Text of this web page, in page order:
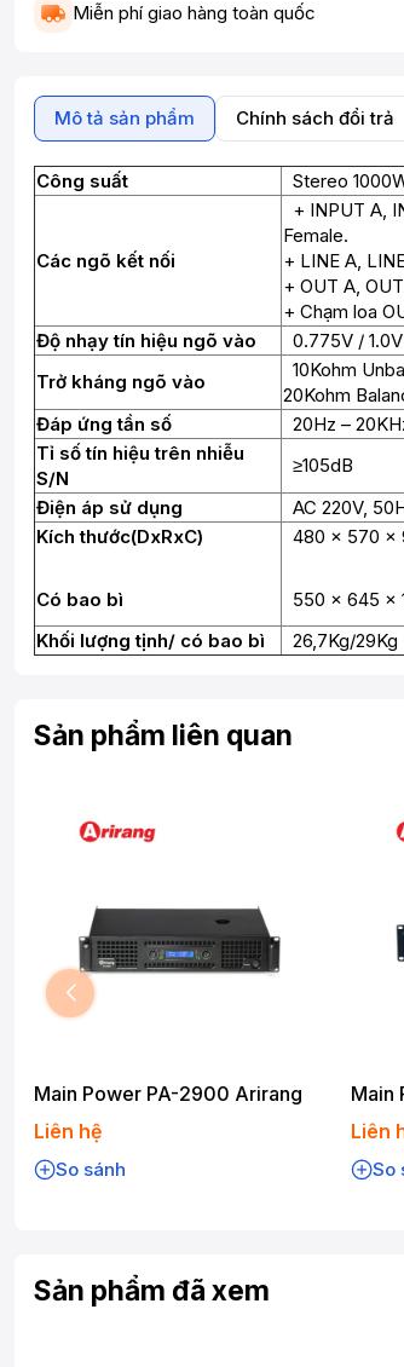
Miễn phí giao hàng toàn quốc
Mô tả sản phẩm Chính sách đổi trả
Công suất Stereo
Các ngõ kết nối
+ INPUT A,
Female.
+ LINE A,
+ OUT A,
+ Chạm loa
Độ nhạy tín hiệu ngõ vào
0.775V /
Trở kháng ngõ vào
10Kohm
20Kohm
Đáp ứng tần số
20Hz –
Tỉ số tín hiệu trên nhiễu
S/N
≥105dB
Điện áp sử dụng
AC 220V,
Kích thước(DxRxC)
Có bao bì
480 x 570 x
550 x 645 x
Khối lượng tịnh/ có bao bì
26,7Kg/29Kg
Sản phẩm liên quan
Main Power PA-2900 Arirang
Liên hệ
So sánh
Main
Liên
So
Sản phẩm đã xem